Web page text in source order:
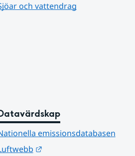
och vattendrag
emissionsdatabasen
Länk till annan webbplats.